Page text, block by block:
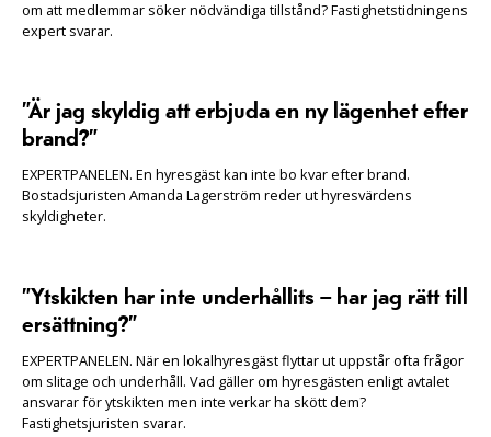
om att medlemmar söker nödvändiga tillstånd? Fastighetstidningens
expert svarar.
”Är jag skyldig att erbjuda en ny lägenhet efter
brand?”
EXPERTPANELEN. En hyresgäst kan inte bo kvar efter brand.
Bostadsjuristen Amanda Lagerström reder ut hyresvärdens
skyldigheter.
”Ytskikten har inte underhållits – har jag rätt till
ersättning?”
EXPERTPANELEN. När en lokalhyresgäst flyttar ut uppstår ofta frågor
om slitage och underhåll. Vad gäller om hyresgästen enligt avtalet
ansvarar för ytskikten men inte verkar ha skött dem?
Fastighetsjuristen svarar.